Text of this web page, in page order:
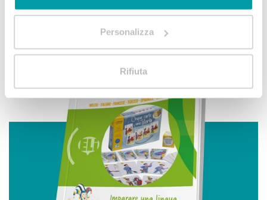
Con il tuo consenso, vorremmo anche:
raccogliere informazioni sulla tua posizione
geografica, con un'approssimazione di qualche
Identificare il tuo dispositivo, scansionandolo
attivamente alla ricerca di caratteristiche specifiche
(impronte digitali).
Approfondisci come vengono elaborati i tuoi dati personali
e imposta le tue preferenze nellasezione dettagli
modificare o ritirare il tuo consenso in qualsiasi momento
dalla Dichiarazione sui cookie.
Utilizziamo i cookie per personalizzare contenuti ed
Personalizza
Rifiuta